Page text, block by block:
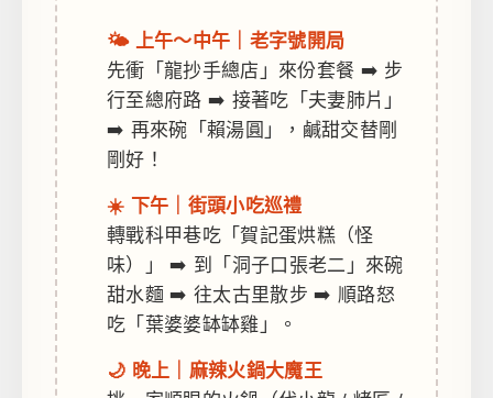
🌤️ 上午～中午｜老字號開局
先衝「龍抄手總店」來份套餐 ➡️ 步
行至總府路 ➡️ 接著吃「夫妻肺片」
➡️ 再來碗「賴湯圓」，鹹甜交替剛
剛好！
☀️ 下午｜街頭小吃巡禮
轉戰科甲巷吃「賀記蛋烘糕（怪
味）」 ➡️ 到「洞子口張老二」來碗
甜水麵 ➡️ 往太古里散步 ➡️ 順路怒
吃「葉婆婆缽缽雞」。
🌙 晚上｜麻辣火鍋大魔王